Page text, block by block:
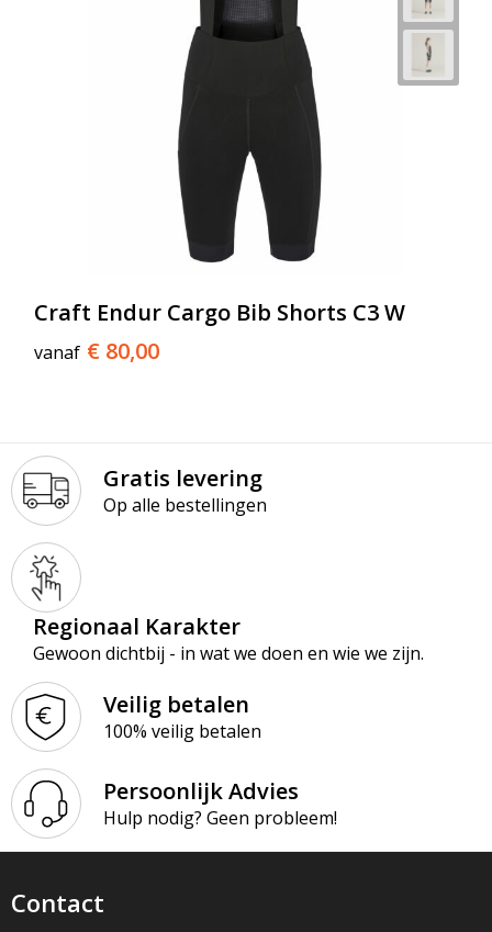
Craft Endur Cargo Bib Shorts C3 W
vanaf € 80,00
Gratis levering
Op alle bestellingen
Regionaal Karakter
Gewoon dichtbij - in wat we doen en wie we zijn.
Veilig betalen
100% veilig betalen
Persoonlijk Advies
Hulp nodig? Geen probleem!
Contact